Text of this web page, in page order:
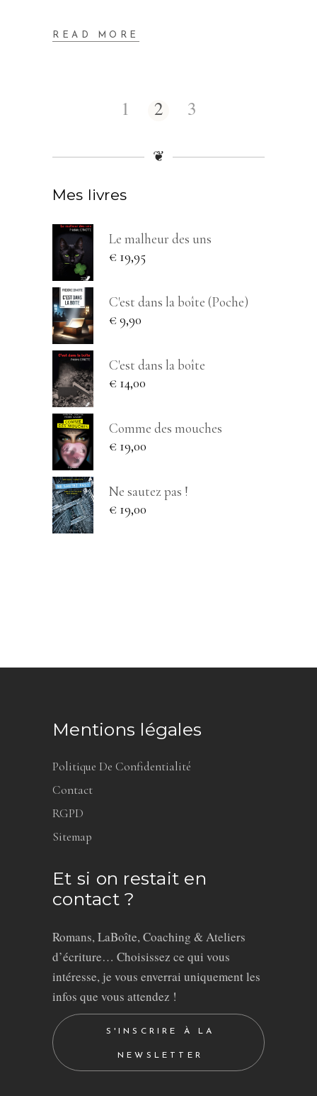
READ MORE
1 2 3
❦
Mes livres
Le malheur des uns
€ 19,95
C'est dans la boîte (Poche)
€9,90
C'est dans la boîte
€ 14,00
Comme des mouches
€ 19,00
Ne sautez pas !
€ 19,00
Mentions légales
Politique De Confidentialité
Contact
RGPD
Sitemap
Et si on restait en
contact ?
Romans, LaBoîte, Coaching & Ateliers
d’écriture… Choisissez ce qui vous
intéresse, je vous enverrai uniquement les
infos que vous attendez !
S'INSCRIRE À LA
NEWSLETTER